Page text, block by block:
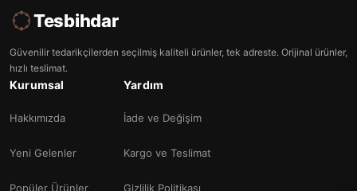
Tesbihdar
Güvenilir tedarikçilerden seçilmiş kaliteli ürünler, tek adreste. Orijinal ürünler,
hızlı teslimat.
Kurumsal
Hakkımızda
Yeni Gelenler
Popüler Ürünler
Yardım
İade ve Değişim
Kargo ve Teslimat
Gizlilik Politikası